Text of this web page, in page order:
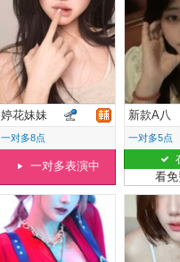
婷花妹妹
一对多8点
一对多表演中
新款A八
一对多5点
看